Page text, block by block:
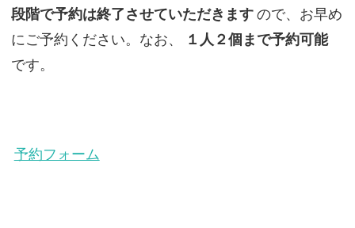
段階で予約は終了させていただきます ので、お早め
にご予約ください。なお、
１人２個まで予約可能
です。
予約フォーム